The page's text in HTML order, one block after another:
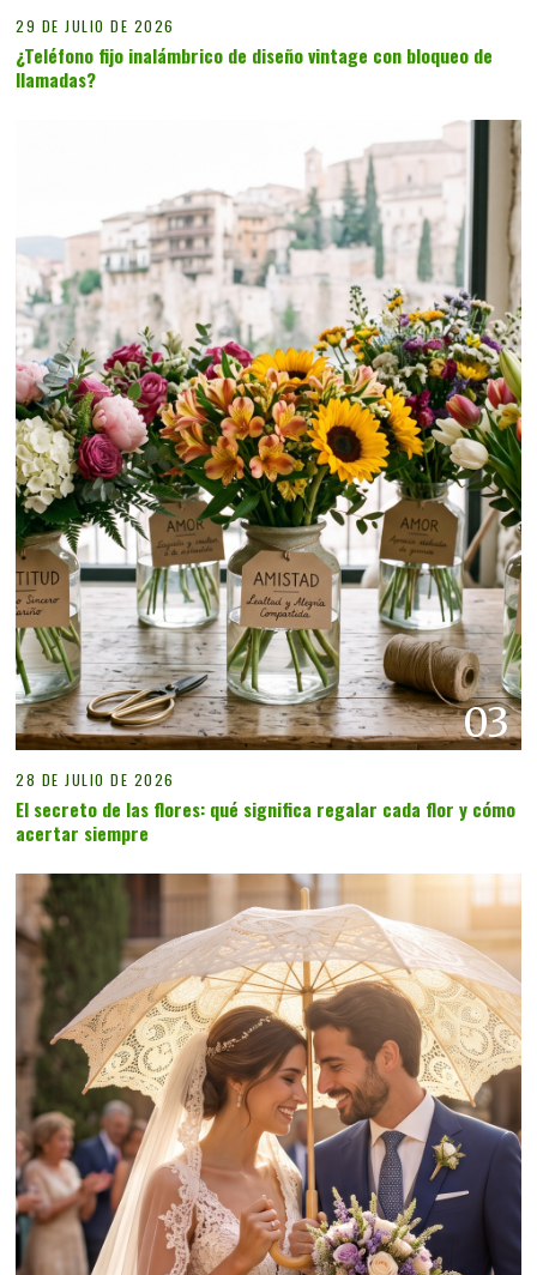
29 DE JULIO DE 2026
¿Teléfono fijo inalámbrico de diseño vintage con bloqueo de
llamadas?
03
28 DE JULIO DE 2026
El secreto de las flores: qué significa regalar cada flor y cómo
acertar siempre